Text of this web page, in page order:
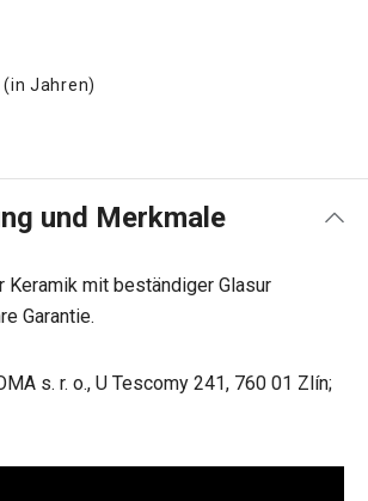
(in Jahren)
und Merkmale
mit beständiger Glasur
Garantie.
s. r. o., U Tescomy 241, 760 01 Zlín;